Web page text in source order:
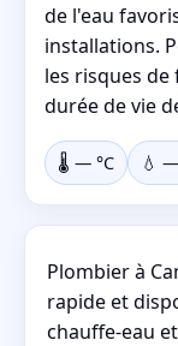
de l'eau
installations.
les risques
durée de vie
🌡️ — °C 💧 —
Plombier à
rapide et
chauffe-eau